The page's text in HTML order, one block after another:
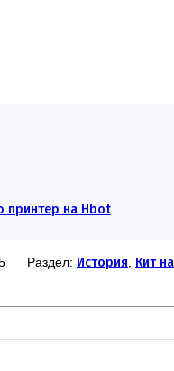
принтер на Hbot
Раздел: История Кит